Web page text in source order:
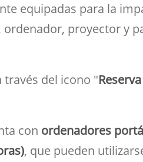
equipadas para la
proyector y
través del icono "
con ordenadores
, que pueden